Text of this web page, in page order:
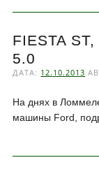
FIESTA
5.0
ДАТА: 12.10.2013
На днях в
машины Ford,